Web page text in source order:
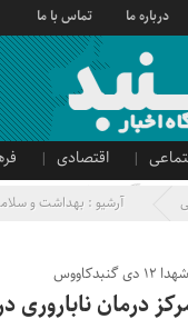
درباره ما تماس با ما
اقتصادی
آگهی دولتی
آرشیو : بهداشت و
درمان ناباروری در